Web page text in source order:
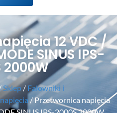
12 VDC /
SINUS IPS-
2000W
Sklep/ Falowniki i
/ Przetwornica napięcia